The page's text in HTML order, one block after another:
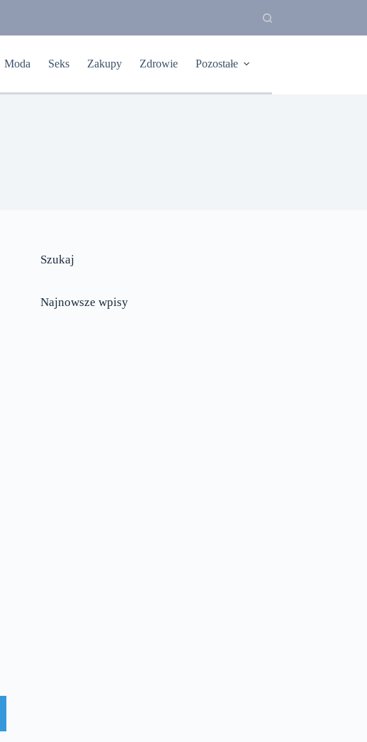
Moda Seks Zakupy Zdrowie Pozostałe
Szukaj
Najnowsze wpisy